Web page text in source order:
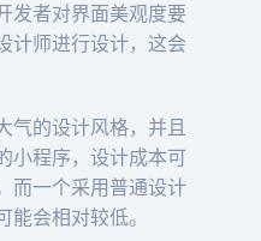
发者对界面美观度要
计师进行设计，这会
气的设计风格，并且
小程序，设计成本可
而一个采用普通设计
会相对较低。